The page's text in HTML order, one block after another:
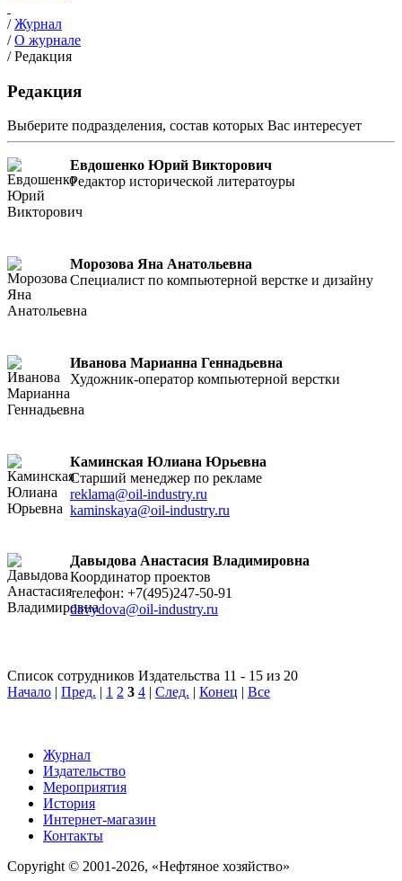
/Журнал
/О журнале
/Редакция
Редакция
Выберите подразделения, состав которых Вас интересует
Евдошенко Юрий Викторович
Редактор исторической литератоуры
Морозова Яна Анатольевна
Специалист по компьютерной верстке и дизайну
Иванова Марианна Геннадьевна
Художник-оператор компьютерной верстки
Каминская Юлиана Юрьевна
Старший менеджер по рекламе
reklama@oil-industry.ru
kaminskaya@oil-industry.ru
Давыдова Анастасия Владимировна
Координатор проектов
телефон: +7(495)247-50-91
davydova@oil-industry.ru
Список сотрудников Издательства 11 - 15 из 20
Начало | Пред. | 1 2 3 4 | След. | Конец | Все
Журнал
Издательство
Мероприятия
История
Интернет-магазин
Контакты
Copyright © 2001-2026, «Нефтяное хозяйство»